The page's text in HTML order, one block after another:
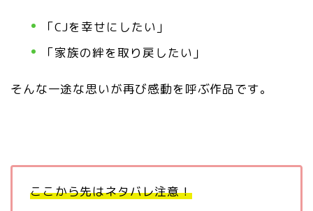
「CJを幸せにしたい」
「家族の絆を取り戻したい」
そんな一途な思いが再び感動を呼ぶ作品です。
ここから先はネタバレ注意！